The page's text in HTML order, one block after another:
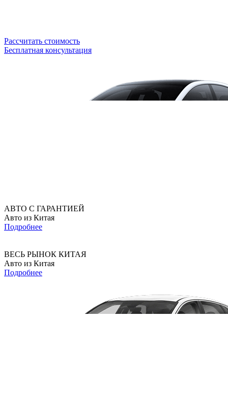
Рассчитать стоимость
Бесплатная консультация
АВТО С ГАРАНТИЕЙ
Авто из Китая
Подробнее
ВЕСЬ РЫНОК КИТАЯ
Авто из Китая
Подробнее